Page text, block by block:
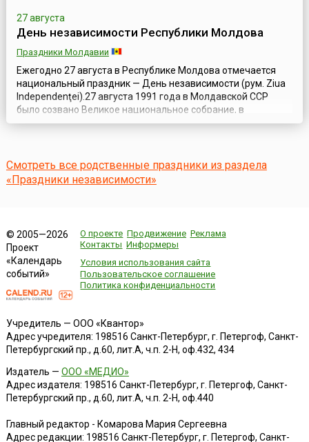
27 августа
День независимости Республики Молдова
Праздники Молдавии
Ежегодно 27 августа в Республике Молдова отмечается
национальный праздник — День независимости (рум. Ziua
Independenţei).27 августа 1991 года в Молдавской ССР
было созвано Великое национальное собрание, в
результате которого Парламент проголосовал за принятие
состава СССР после провала августов...
Смотреть все родственные праздники из раздела
«Праздники независимости»
© 2005—2026
Проект
«Календарь
событий»
О проекте Продвижение Реклама
Контакты Информеры
Условия использования сайта
Пользовательское соглашение
Политика конфиденциальности
Учредитель — ООО «Квантор»
Адрес учредителя: 198516 Санкт-Петербург, г. Петергоф, Санкт-
Петербургский пр., д.60, лит.А, ч.п. 2-Н, оф.432, 434
Издатель — ООО «МЕДИО»
Адрес издателя: 198516 Санкт-Петербург, г. Петергоф, Санкт-
Петербургский пр., д.60, лит.А, ч.п. 2-Н, оф.440
Главный редактор - Комарова Мария Сергеевна
Адрес редакции: 198516 Санкт-Петербург, г. Петергоф, Санкт-